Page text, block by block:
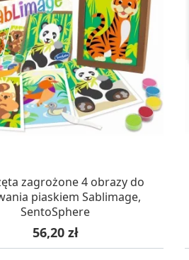
DOSTAWA 24H
zagrożone 4 obrazy do
piaskiem Sablimage,
SentoSphere
Cena
56,20 zł